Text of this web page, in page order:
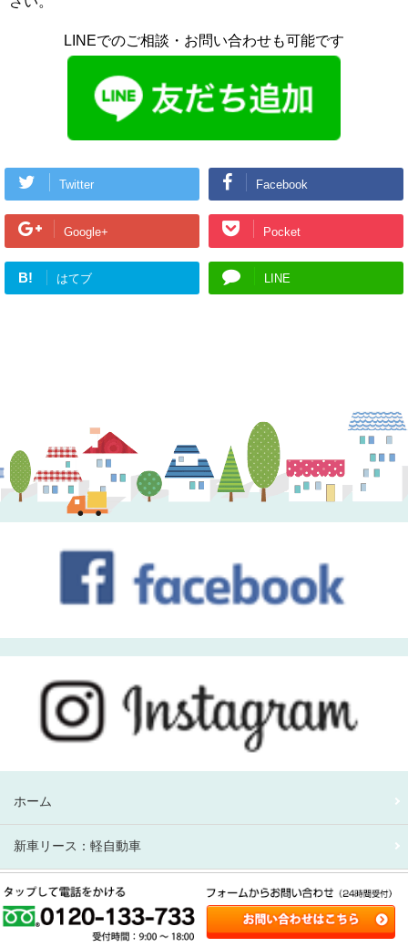
LINEでのご相談・お問い合わせも可能です
Twitter Facebook
Google+ Pocket
B! はてブ LINE
ホーム
新車リース：軽自動車
新車リース：アルファード